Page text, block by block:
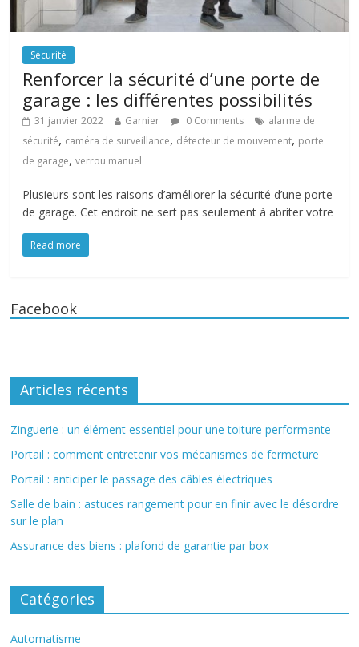
Sécurité
Renforcer la sécurité d’une porte de
garage : les différentes possibilités
31 janvier 2022 Garnier 0 Comments
alarme de
sécurité, caméra de surveillance, détecteur de mouvement, porte
de garage,verrou manuel
Plusieurs sont les raisons d’améliorer la sécurité d’une porte
de garage. Cet endroit ne sert pas seulement à abriter votre
Read more
Facebook
Articles récents
Zinguerie : un élément essentiel pour une toiture performante
Portail : comment entretenir vos mécanismes de fermeture
Portail : anticiper le passage des câbles électriques
Salle de bain : astuces rangement pour en finir avec le désordre
sur le plan
Assurance des biens : plafond de garantie par box
Catégories
Automatisme